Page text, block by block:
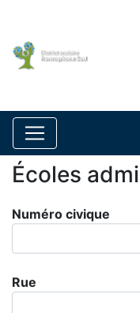
Écoles
Numéro civique
Rue